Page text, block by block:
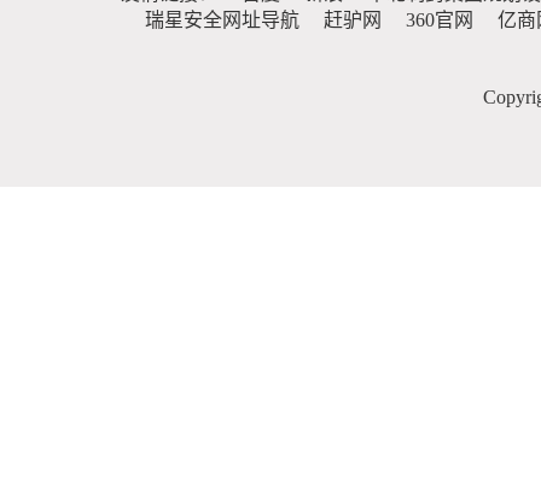
瑞星安全网址导航
赶驴网 360官网 亿商